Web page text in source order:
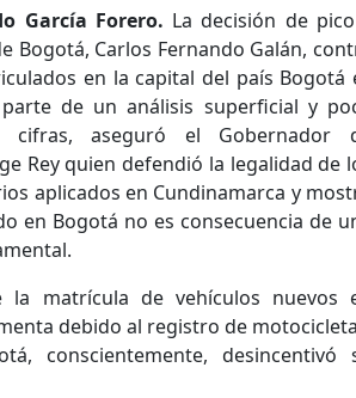
García Forero. La decisión de
Bogotá, Carlos Fernando Galán,
en la capital del país Bogotá
de un análisis superficial y
aseguró el Gobernador
Rey quien defendió la legalidad de
aplicados en Cundinamarca y
en Bogotá no es consecuencia de
la matrícula de vehículos nuevos
debido al registro de
conscientemente, desincentivó